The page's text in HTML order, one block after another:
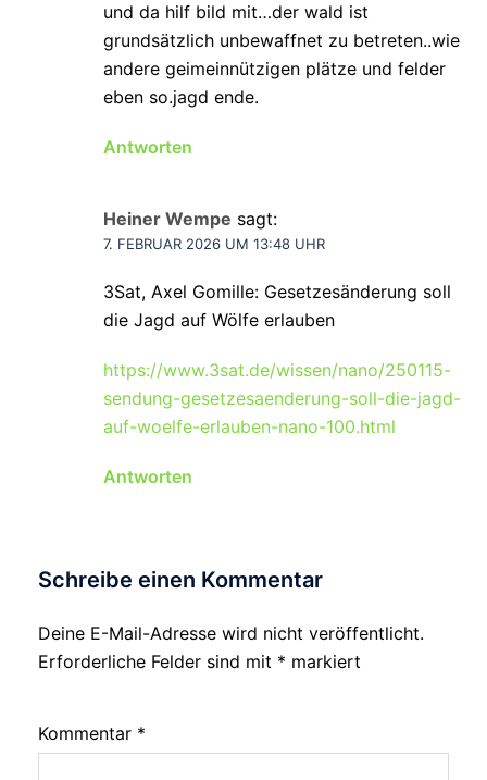
und da hilf bild mit…der wald ist
grundsätzlich unbewaffnet zu betreten..wie
andere geimeinnützigen plätze und felder
eben so.jagd ende.
Antworten
Heiner Wempe sagt:
7. FEBRUAR 2026 UM 13:48 UHR
3Sat, Axel Gomille: Gesetzesänderung soll
die Jagd auf Wölfe erlauben
https://www.3sat.de/wissen/nano/250115-
sendung-gesetzesaenderung-soll-die-jagd-
auf-woelfe-erlauben-nano-100.html
Antworten
Schreibe einen Kommentar
Deine E-Mail-Adresse wird nicht veröffentlicht.
Erforderliche Felder sind mit * markiert
Kommentar *